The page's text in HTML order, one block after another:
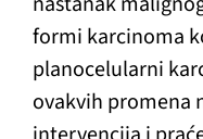
formi karcinoma
planocelularni
ovakvih promena